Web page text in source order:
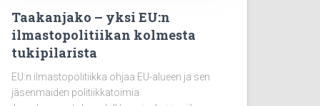
Taakanjako – yksi EU:n
ilmastopolitiikan kolmesta
tukipilarista
EU:n ilmastopolitiikka ohjaa EU-alueen ja sen
jäsenmaiden politiikkatoimia